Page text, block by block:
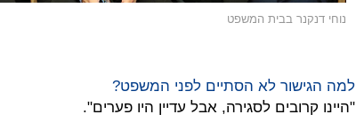
נוחי דנקנר בבית המשפט
למה הגישור לא הסתיים לפני המשפט?
"היינו קרובים לסגירה, אבל עדיין היו פערים".